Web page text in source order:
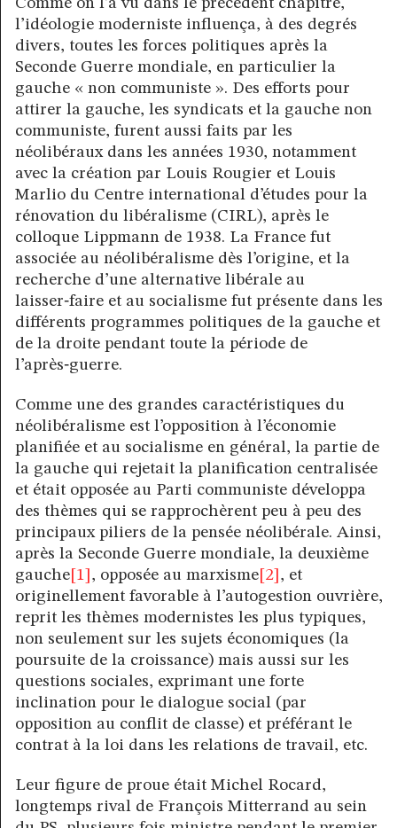
Comme on l’a vu dans le précédent chapitre,
l’idéologie moderniste influença, à des degrés
divers, toutes les forces politiques après la
Seconde Guerre mondiale, en particulier la
gauche « non communiste ». Des efforts pour
attirer la gauche, les syndicats et la gauche non
communiste, furent aussi faits par les
néolibéraux dans les années 1930, notamment
avec la création par Louis Rougier et Louis
Marlio du Centre international d’études pour la
rénovation du libéralisme (CIRL), après le
colloque Lippmann de 1938. La France fut
associée au néolibéralisme dès l’origine, et la
recherche d’une alternative libérale au
laisser‑faire et au socialisme fut présente dans les
différents programmes politiques de la gauche et
de la droite pendant toute la période de
l’après‑guerre.
Comme une des grandes caractéristiques du
néolibéralisme est l’opposition à l’économie
planifiée et au socialisme en général, la partie de
la gauche qui rejetait la planification centralisée
et était opposée au Parti communiste développa
des thèmes qui se rapprochèrent peu à peu des
principaux piliers de la pensée néolibérale. Ainsi,
après la Seconde Guerre mondiale, la deuxième
gauche [1] , opposée au marxisme [2] , et
originellement favorable à l’autogestion ouvrière,
reprit les thèmes modernistes les plus typiques,
non seulement sur les sujets économiques (la
poursuite de la croissance) mais aussi sur les
questions sociales, exprimant une forte
inclination pour le dialogue social (par
opposition au conflit de classe) et préférant le
contrat à la loi dans les relations de travail, etc.
Leur figure de proue était Michel Rocard,
longtemps rival de François Mitterrand au sein